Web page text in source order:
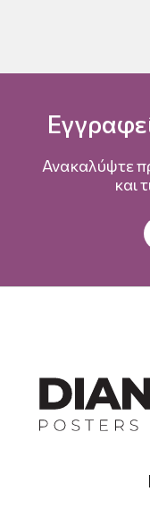
Ανακαλύψτε
και